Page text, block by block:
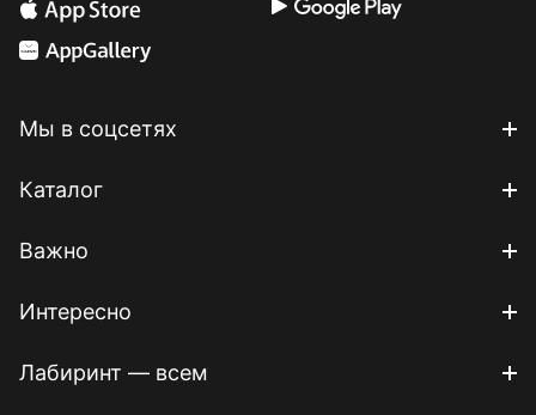
Мы в соцсетях
Каталог
Важно
Интересно
Лабиринт — всем